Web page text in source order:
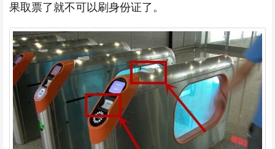
果取票了就不可以刷身份证了。